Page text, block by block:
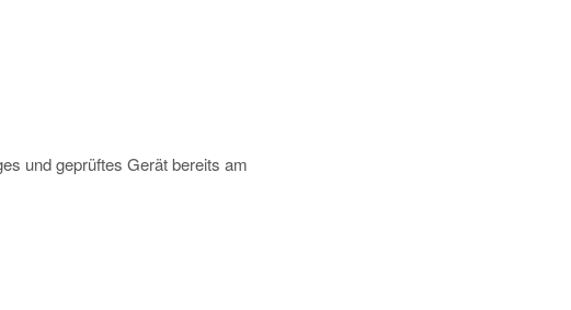
und geprüftes Gerät bereits am